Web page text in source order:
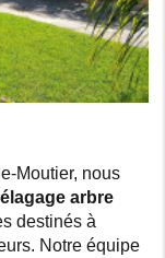
Moutier, nous
élagage arbre
destinés à
Notre équipe